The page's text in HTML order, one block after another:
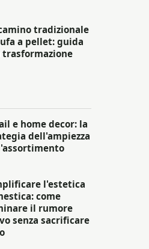
tradizionale
a pellet: guida
trasformazione
e home decor: la
dell'ampiezza
l'estetica
come
il rumore
senza sacrificare